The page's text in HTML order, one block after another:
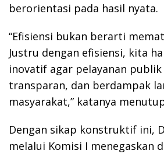
berorientasi pada hasil nyata.
“Efisiensi bukan berarti
Justru dengan efisiensi, kita
inovatif agar pelayanan
transparan, dan berdampak
masyarakat,” katanya
Dengan sikap konstruktif ini,
melalui Komisi I menegaskan